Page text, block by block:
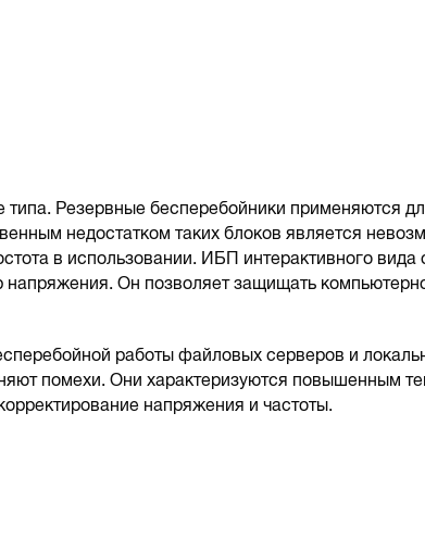
Резервные бесперебойники применяются
недостатком таких блоков является
в использовании. ИБП интерактивного вида
Он позволяет защищать
работы файловых серверов и
помехи. Они характеризуются повышенным
напряжения и частоты.